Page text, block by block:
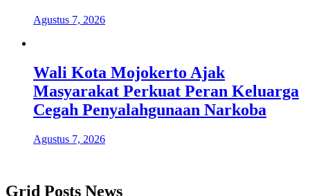
Agustus 7, 2026
Wali Kota Mojokerto Ajak
Masyarakat Perkuat Peran Keluarga
Cegah Penyalahgunaan Narkoba
Agustus 7, 2026
Grid Posts News